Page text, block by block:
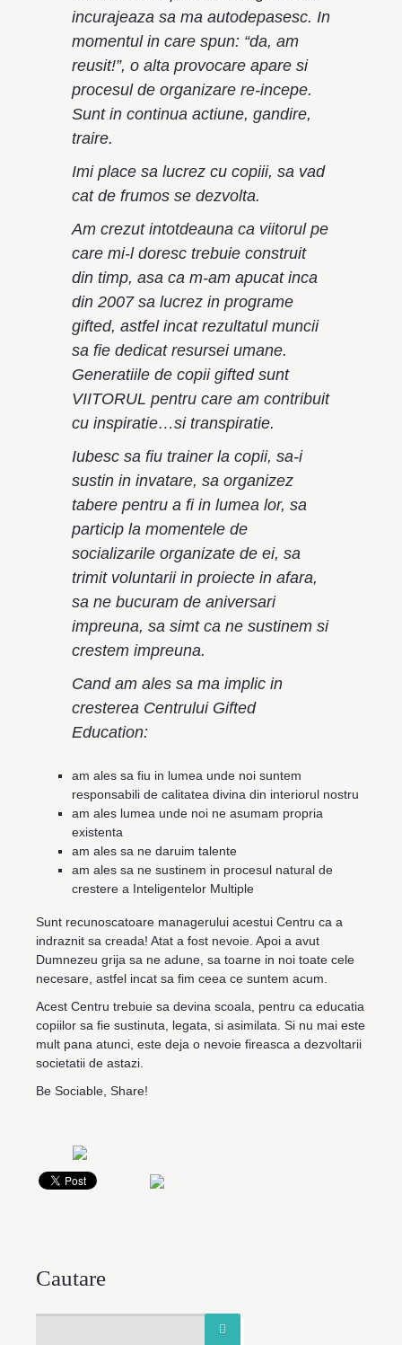
incurajeaza sa ma autodepasesc. In
momentul in care spun: “da, am
reusit!”, o alta provocare apare si
procesul de organizare re-incepe.
Sunt in continua actiune, gandire,
traire.
Imi place sa lucrez cu copiii, sa vad
cat de frumos se dezvolta.
Am crezut intotdeauna ca viitorul pe
care mi-l doresc trebuie construit
din timp, asa ca m-am apucat inca
din 2007 sa lucrez in programe
gifted, astfel incat rezultatul muncii
sa fie dedicat resursei umane.
Generatiile de copii gifted sunt
VIITORUL pentru care am contribuit
cu inspiratie…si transpiratie.
Iubesc sa fiu trainer la copii, sa-i
sustin in invatare, sa organizez
tabere pentru a fi in lumea lor, sa
particip la momentele de
socializarile organizate de ei, sa
trimit voluntarii in proiecte in afara,
sa ne bucuram de aniversari
impreuna, sa simt ca ne sustinem si
crestem impreuna.
Cand am ales sa ma implic in
cresterea Centrului Gifted
Education:
am ales sa fiu in lumea unde noi suntem
responsabili de calitatea divina din interiorul nostru
am ales lumea unde noi ne asumam propria
existenta
am ales sa ne daruim talente
am ales sa ne sustinem in procesul natural de
crestere a Inteligentelor Multiple
Sunt recunoscatoare managerului acestui Centru ca a
indraznit sa creada! Atat a fost nevoie. Apoi a avut
Dumnezeu grija sa ne adune, sa toarne in noi toate cele
necesare, astfel incat sa fim ceea ce suntem acum.
Acest Centru trebuie sa devina scoala, pentru ca educatia
copiilor sa fie sustinuta, legata, si asimilata. Si nu mai este
mult pana atunci, este deja o nevoie fireasca a dezvoltarii
societatii de astazi.
Be Sociable, Share!
Cautare